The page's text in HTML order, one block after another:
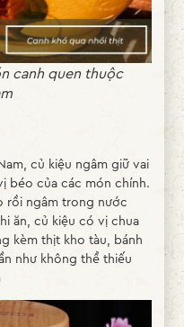
canh quen thuộc
củ kiệu ngâm giữ vai
béo của các món chính.
rồi ngâm trong nước
ăn, củ kiệu có vị chua
kèm thịt kho tàu, bánh
như không thể thiếu